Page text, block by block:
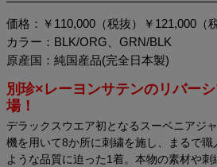
価格：￥110,000（税抜）￥121,000（税
カラー：BLK/ORG、GRN/BLK
原産国：純国産品(完全日本製)
別珍×レーヨンサテンのリバー
場！
デラックスウエア初となるスーベニアジ
機を用いて8か所に刺繍を施し、まるで
ような品質に迫った1着。本物の素材や刺